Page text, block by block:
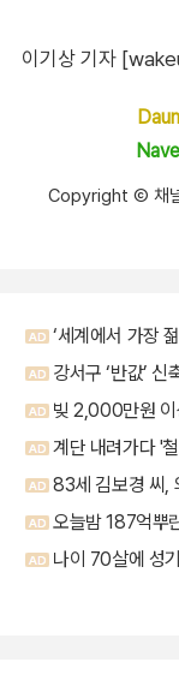
이기상 기자
Copyright Ⓒ 채